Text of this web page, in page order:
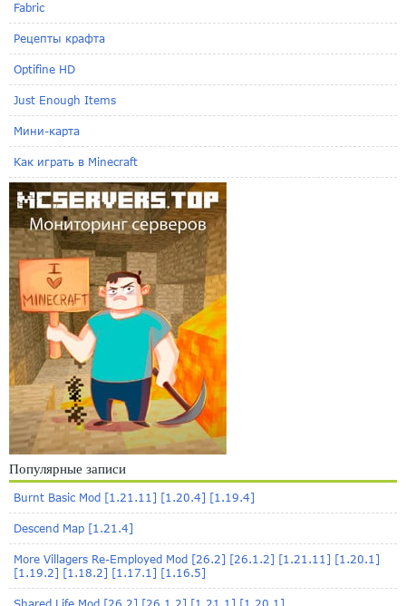
Fabric
Рецепты крафта
Optifine HD
Just Enough Items
Мини-карта
Как играть в Minecraft
Популярные записи
Burnt Basic Mod [1.21.11] [1.20.4] [1.19.4]
Descend Map [1.21.4]
More Villagers Re-Employed Mod [26.2] [26.1.2] [1.21.11] [1.20.1]
[1.19.2] [1.18.2] [1.17.1] [1.16.5]